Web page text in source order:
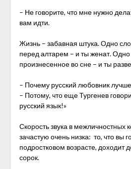
– Не говорите, что мне нужно
вам идти.
Жизнь – забавная штука. Одно
перед алтарем – и ты женат. Одно
произнесенное во сне – и ты
– Почему русский любовник
– Потому, что еще Тургенев
русский язык!»
Скорость звука в межличностных
зачастую очень низка: то, что вы
подростковом возрасте, доходит
сорок.